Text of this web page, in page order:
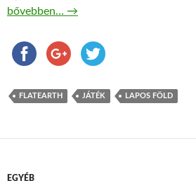
Flat Earth Society – Trading Card Game
bővebben… →
FLATEARTH JÁTÉK LAPOS FÖLD
EGYÉB